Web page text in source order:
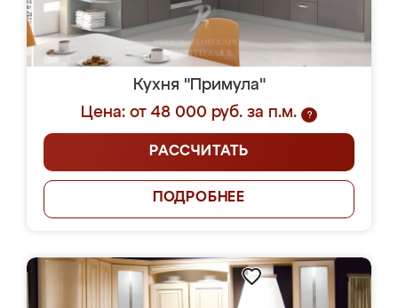
Кухня "Примула"
Цена: от 48 000 руб. за п.м.
?
РАССЧИТАТЬ
ПОДРОБНЕЕ